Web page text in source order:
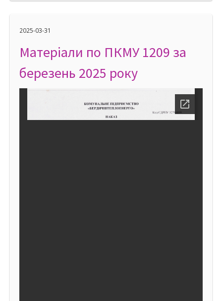
2025-03-31
Матеріали по ПКМУ 1209 за
березень 2025 року